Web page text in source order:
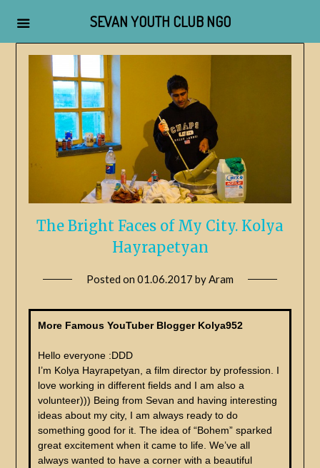
The Bright Faces of My City. Kolya
Hayrapetyan
Posted on 01.06.2017 byAram
More Famous YouTuber Blogger Kolya952
Hello everyone :DDD
I’m Kolya Hayrapetyan, a film director by profession. I
love working in different fields and I am also a
volunteer))) Being from Sevan and having interesting
ideas about my city, I am always ready to do
something good for it. The idea of “Bohem” sparked
great excitement when it came to life. We’ve all
always wanted to have a corner with a beautiful
SEVAN YOUTH CLUB NGO